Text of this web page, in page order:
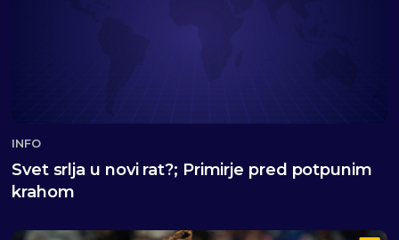
INFO
Svet srlja u novi rat?; Primirje pred potpunim
krahom